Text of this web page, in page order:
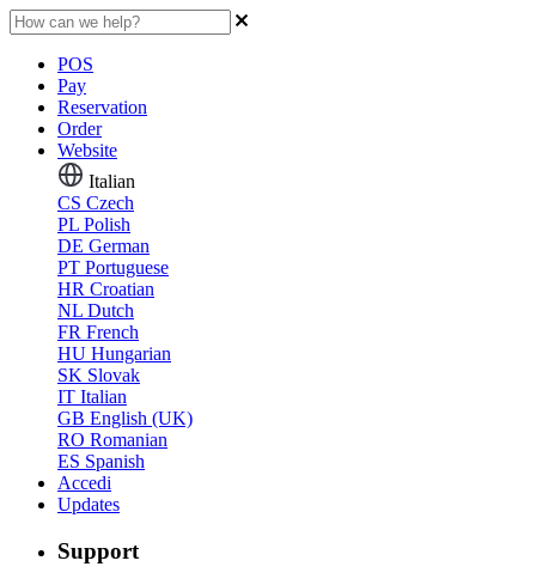
POS
Pay
Reservation
Order
Website
Italian
CS Czech
PL Polish
DE German
PT Portuguese
HR Croatian
NL Dutch
FR French
HU Hungarian
SK Slovak
IT Italian
GB English (UK)
RO Romanian
ES Spanish
Accedi
Updates
Support